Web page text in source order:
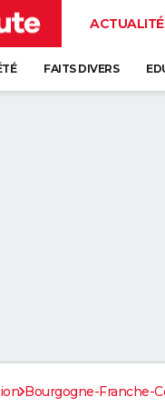
FAITS DIVERS
Bourgogne-Franche-